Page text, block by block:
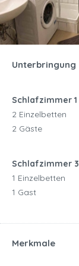
Unterbringung
Schlafzimmer 1
2 Einzelbetten
2 Gäste
Schlafzimmer 3
1 Einzelbetten
1 Gast
Merkmale